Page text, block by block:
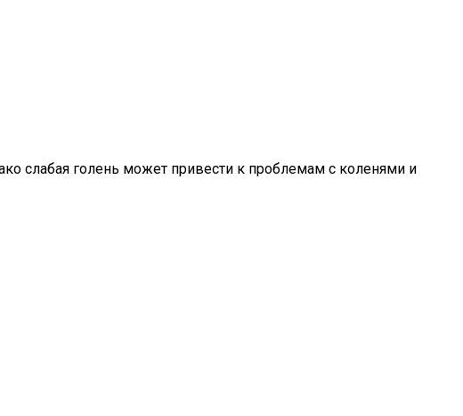
слабая голень может привести к проблемам с коленями и